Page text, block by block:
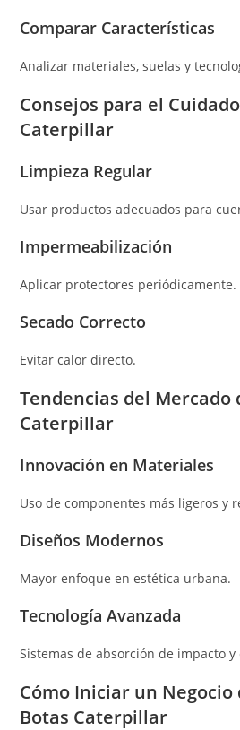
Comparar Características
Analizar materiales, suelas y
Consejos para el
Caterpillar
Limpieza Regular
Usar productos adecuados para
Impermeabilización
Aplicar protectores periódicamente.
Secado Correcto
Evitar calor directo.
Tendencias del Mercado
Caterpillar
Innovación en Materiales
Uso de componentes más ligeros y
Diseños Modernos
Mayor enfoque en estética urbana.
Tecnología Avanzada
Sistemas de absorción de impacto y
Cómo Iniciar un Negocio
Botas Caterpillar